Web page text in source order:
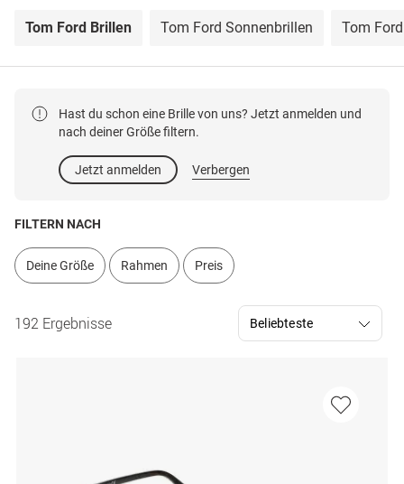
Tom Ford Brillen Tom Ford Sonnenbrillen Tom
Hast du schon eine Brille von uns? Jetzt anmelden und
nach deiner Größe filtern.
Jetzt anmelden Verbergen
FILTERN NACH
Deine Größe Rahmen Preis
192 Ergebnisse